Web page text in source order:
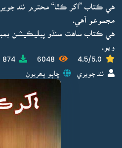
هي ڪتاب ”اکر ڪٿا“ محترم نند
مجموعو آهي.
4.5/5.0
6048
874
ڇاپو پھريون